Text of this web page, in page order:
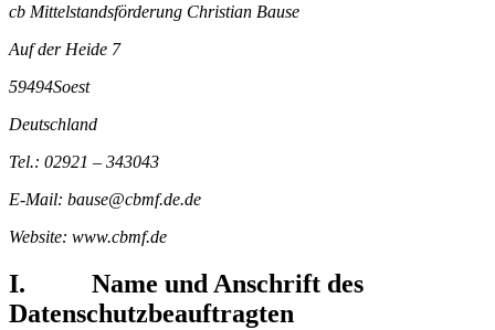
cb Mittelstandsförderung Christian Bause
Auf der Heide 7
59494Soest
Deutschland
Tel.: 02921 – 343043
E-Mail: bause@cbmf.de.de
Website: www.cbmf.de
I. Name und Anschrift des
Datenschutzbeauftragten